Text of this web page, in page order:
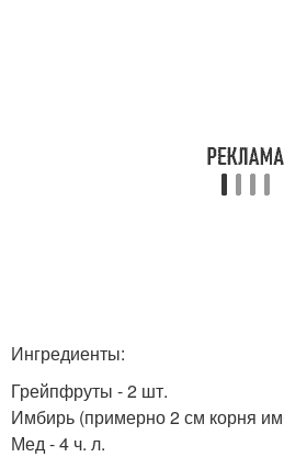
Ингредиенты:
Грейпфруты - 2 шт.
Имбирь (примерно 2 см корня
Мед - 4 ч. л.